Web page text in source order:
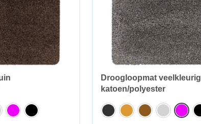
Droogloopmat veelkleurig
katoen/polyester